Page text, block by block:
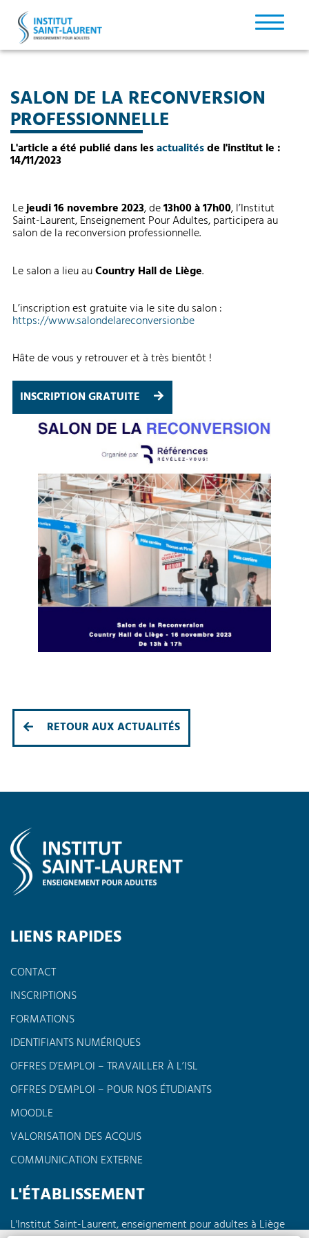
SALON DE LA RECONVERSION
PROFESSIONNELLE
L'article a été publié dans lesactualitésde l'institut le :
14/11/2023
Lejeudi 16 novembre2023, de13h00 à 17h00, l’Institut
Saint-Laurent, Enseignement Pour Adultes, participera au
salon de la reconversion professionnelle.
Le salon a lieu auCountry Hall de Liège.
L’inscription est gratuite via le site du salon :
https://www.salondelareconversion.be
Hâte de vous y retrouver et à très bientôt !
INSCRIPTION GRATUITE
RETOUR AUX ACTUALITÉS
LIENS RAPIDES
CONTACT
INSCRIPTIONS
FORMATIONS
IDENTIFIANTS NUMÉRIQUES
OFFRES D’EMPLOI – TRAVAILLER À L’ISL
OFFRES D’EMPLOI – POUR NOS ÉTUDIANTS
MOODLE
VALORISATION DES ACQUIS
COMMUNICATION EXTERNE
L'ÉTABLISSEMENT
L'Institut Saint-Laurent, enseignement pour adultes à Liège